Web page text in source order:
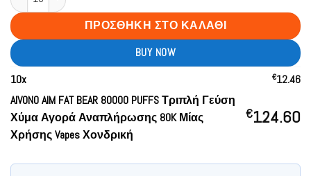
ΠΡΟΣΘΉΚΗ ΣΤΟ ΚΑΛΆΘΙ
BUY NOW
10x €12.46
AIVONO AIM FAT BEAR 80000 PUFFS Τριπλή Γεύση
Χύμα Αγορά Αναπλήρωσης 80K Μίας
Χρήσης Vapes Χονδρική
€124.60